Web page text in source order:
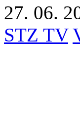
27. 06.
STZ TV